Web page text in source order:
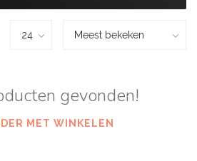
gevonden!
MET WINKELEN